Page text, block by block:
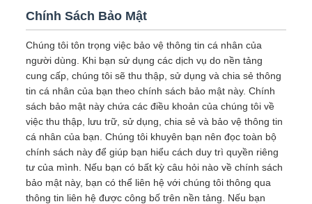
Chính Sách Bảo Mật
Chúng tôi tôn trọng việc bảo vệ thông tin cá nhân của
người dùng. Khi bạn sử dụng các dịch vụ do nền tảng
cung cấp, chúng tôi sẽ thu thập, sử dụng và chia sẻ thông
tin cá nhân của bạn theo chính sách bảo mật này. Chính
sách bảo mật này chứa các điều khoản của chúng tôi về
việc thu thập, lưu trữ, sử dụng, chia sẻ và bảo vệ thông tin
cá nhân của bạn. Chúng tôi khuyên bạn nên đọc toàn bộ
chính sách này để giúp bạn hiểu cách duy trì quyền riêng
tư của mình. Nếu bạn có bất kỳ câu hỏi nào về chính sách
bảo mật này, bạn có thể liên hệ với chúng tôi thông qua
thông tin liên hệ được công bố trên nền tảng. Nếu bạn